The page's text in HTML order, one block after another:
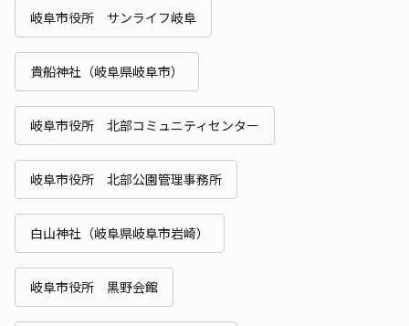
岐阜市役所 サンライフ岐阜
貴船神社（岐阜県岐阜市）
岐阜市役所 北部コミュニティセンター
岐阜市役所 北部公園管理事務所
白山神社（岐阜県岐阜市岩崎）
岐阜市役所 黒野会館